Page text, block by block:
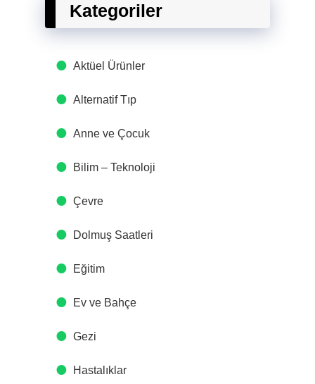
Kategoriler
Aktüel Ürünler
Alternatif Tıp
Anne ve Çocuk
Bilim – Teknoloji
Çevre
Dolmuş Saatleri
Eğitim
Ev ve Bahçe
Gezi
Hastalıklar